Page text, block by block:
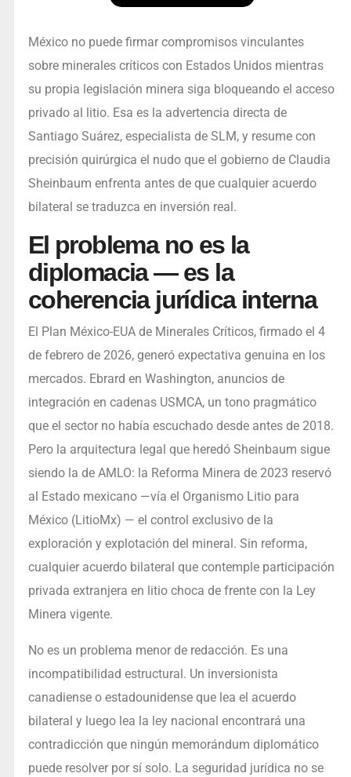
México no puede firmar compromisos vinculantes
sobre minerales críticos con Estados Unidos mientras
su propia legislación minera siga bloqueando el acceso
privado al litio. Esa es la advertencia directa de
Santiago Suárez, especialista de SLM, y resume con
precisión quirúrgica el nudo que el gobierno de Claudia
Sheinbaum enfrenta antes de que cualquier acuerdo
bilateral se traduzca en inversión real.
El problema no es la
diplomacia — es la
coherencia jurídica interna
El Plan México-EUA de Minerales Críticos, firmado el 4
de febrero de 2026, generó expectativa genuina en los
mercados. Ebrard en Washington, anuncios de
integración en cadenas USMCA, un tono pragmático
que el sector no había escuchado desde antes de 2018.
Pero la arquitectura legal que heredó Sheinbaum sigue
siendo la de AMLO: la Reforma Minera de 2023 reservó
al Estado mexicano —vía el Organismo Litio para
México (LitioMx) — el control exclusivo de la
exploración y explotación del mineral. Sin reforma,
cualquier acuerdo bilateral que contemple participación
privada extranjera en litio choca de frente con la Ley
Minera vigente.
No es un problema menor de redacción. Es una
incompatibilidad estructural. Un inversionista
canadiense o estadounidense que lea el acuerdo
bilateral y luego lea la ley nacional encontrará una
contradicción que ningún memorándum diplomático
puede resolver por sí solo. La seguridad jurídica no se